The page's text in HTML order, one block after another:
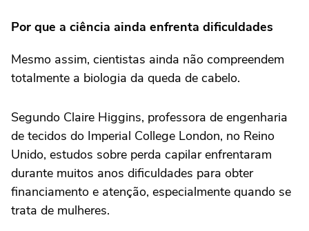
Por que a ciência ainda enfrenta dificuldades
Mesmo assim, cientistas ainda não compreendem
totalmente a biologia da queda de cabelo.
Segundo Claire Higgins, professora de engenharia
de tecidos do Imperial College London, no Reino
Unido, estudos sobre perda capilar enfrentaram
durante muitos anos dificuldades para obter
financiamento e atenção, especialmente quando se
trata de mulheres.